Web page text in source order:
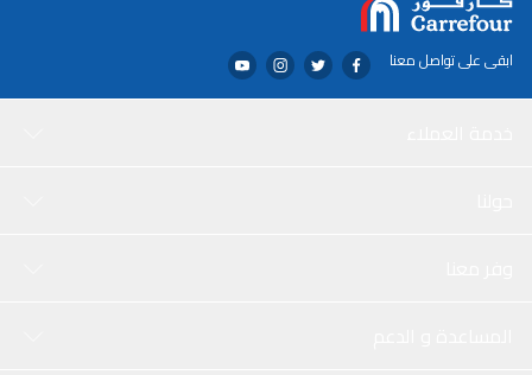
ابقى على تواصل معنا